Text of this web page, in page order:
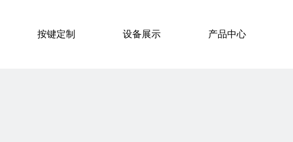
按键定制 设备展示 产品中心